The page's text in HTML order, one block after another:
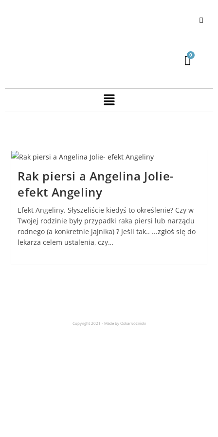
Rak piersi a Angelina Jolie-
efekt Angeliny
Efekt Angeliny. Słyszeliście kiedyś to określenie? Czy w
Twojej rodzinie były przypadki raka piersi lub narządu
rodnego (a konkretnie jajnika) ? Jeśli tak.. ...zgłoś się do
lekarza celem ustalenia, czy…
Copyright 2021 - Made by Oskar Łoziński